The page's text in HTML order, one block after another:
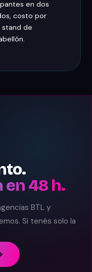
en dos
costo por
stand de
en 48 h.
BTL y
Si tenés solo la